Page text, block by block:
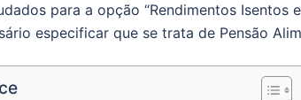
para a opção “Rendimentos Isentos
especificar que se trata de Pensão